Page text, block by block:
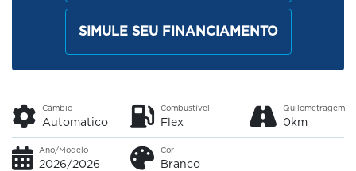
SIMULE SEU FINANCIAMENTO
Câmbio
Automatico
Combustível
Flex
Quilometragem
0km
Ano/Modelo
2026/2026
Cor
Branco